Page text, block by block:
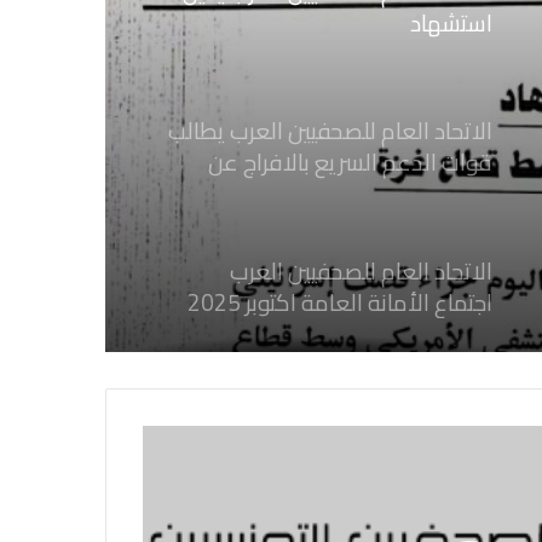
استشهاد
ثلاثة صحفيين فلسطينيين باستهداف
الاتحاد العام للصحفيين العرب يطالب
قوات الدعم السريع بالافراج عن
الصحفيين السودانيين المعتقلين لديها
الاتحاد العام للصحفيين العرب
اجتماع الأمانة العامة اكتوبر 2025
بكل قوة جرائم الاحتلال الصهيوني فى